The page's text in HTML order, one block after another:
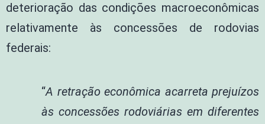
deterioração das condições macroeconômicas
relativamente às concessões de rodovias
federais:
“A retração econômica acarreta prejuízos
às concessões rodoviárias em diferentes